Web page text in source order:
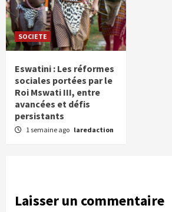
SOCIETE
Eswatini : Les réformes
sociales portées par le
Roi Mswati III, entre
avancées et défis
persistants
1 semaine ago laredaction
Laisser un commentaire